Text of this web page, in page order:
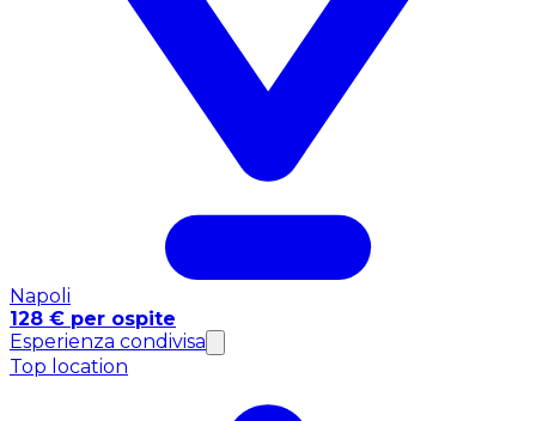
Napoli
128 € per ospite
Esperienza condivisa
Top location